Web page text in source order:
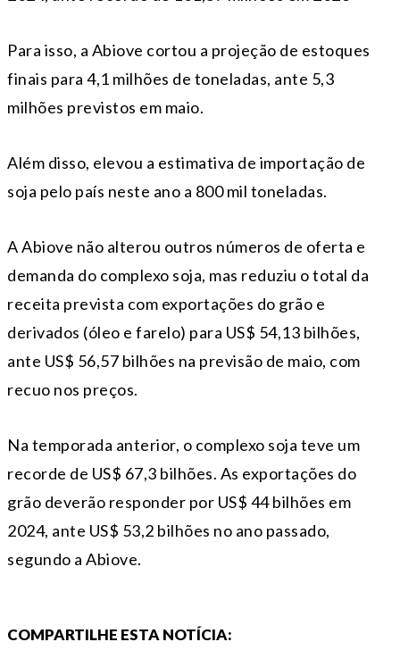
Para isso, a Abiove cortou a projeção de estoques
finais para 4,1 milhões de toneladas, ante 5,3
milhões previstos em maio.
Além disso, elevou a estimativa de importação de
soja pelo país neste ano a 800 mil toneladas.
A Abiove não alterou outros números de oferta e
demanda do complexo soja, mas reduziu o total da
receita prevista com exportações do grão e
derivados (óleo e farelo) para US$ 54,13 bilhões,
ante US$ 56,57 bilhões na previsão de maio, com
recuo nos preços.
Na temporada anterior, o complexo soja teve um
recorde de US$ 67,3 bilhões. As exportações do
grão deverão responder por US$ 44 bilhões em
2024, ante US$ 53,2 bilhões no ano passado,
segundo a Abiove.
COMPARTILHE ESTA NOTÍCIA: